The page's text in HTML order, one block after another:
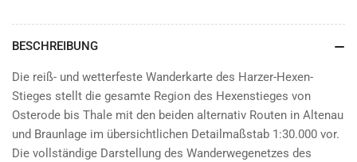
BESCHREIBUNG
Die reiß- und wetterfeste Wanderkarte des Harzer-Hexen-
Stieges stellt die gesamte Region des Hexenstieges von
Osterode bis Thale mit den beiden alternativ Routen in Altenau
und Braunlage im übersichtlichen Detailmaßstab 1:30.000 vor.
Die vollständige Darstellung des Wanderwegenetzes des